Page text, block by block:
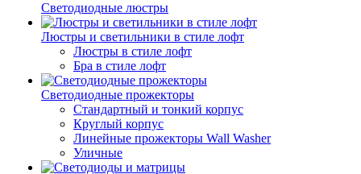
Светодиодные люстры
Люстры и светильники в стиле лофт
Люстры в стиле лофт
Бра в стиле лофт
Светодиодные прожекторы
Стандартный и тонкий корпус
Круглый корпус
Линейные прожекторы Wall Washer
Уличные